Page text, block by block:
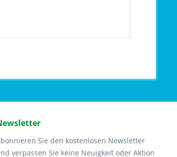
Sie den kostenlosen Newsletter
verpassen Sie keine Neuigkeit oder Aktion